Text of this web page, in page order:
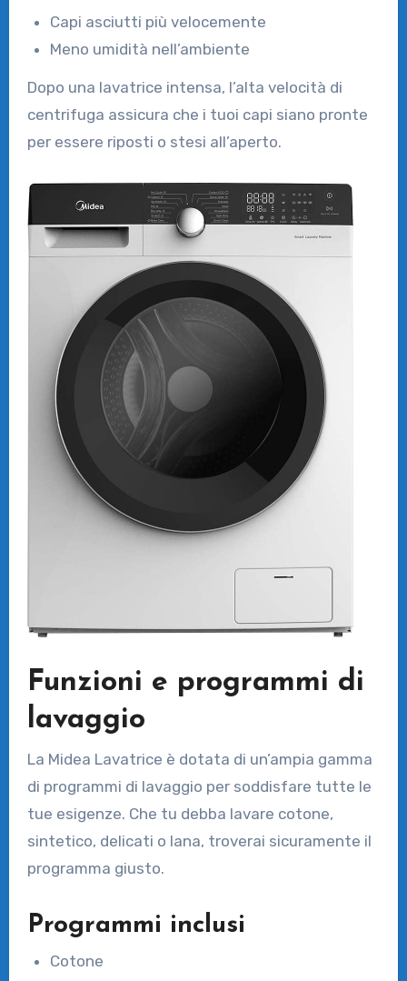
Capi asciutti più velocemente
Meno umidità nell’ambiente
Dopo una lavatrice intensa, l’alta velocità di
centrifuga assicura che i tuoi capi siano pronte
per essere riposti o stesi all’aperto.
Funzioni e programmi di
lavaggio
La Midea Lavatrice è dotata di un’ampia gamma
di programmi di lavaggio per soddisfare tutte le
tue esigenze. Che tu debba lavare cotone,
sintetico, delicati o lana, troverai sicuramente il
programma giusto.
Programmi inclusi
Cotone